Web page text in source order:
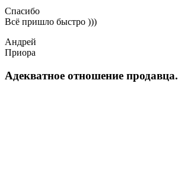
Спасибо
Всё пришло быстро )))
Андрей
Приора
Адекватное отношение продавца.